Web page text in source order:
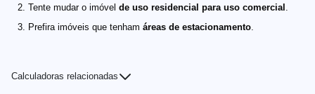
Tente mudar o imóvel de uso residencial para uso comercial
Prefira imóveis que tenham áreas de estacionamento
Calculadoras relacionadas